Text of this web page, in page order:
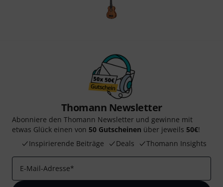
Thomann Newsletter
Abonniere den Thomann Newsletter und gewinne mit
etwas Glück einen von 50 Gutscheinen über jeweils 50€!
Inspirierende Beiträge
Deals Thomann Insights
E-Mail-Adresse*